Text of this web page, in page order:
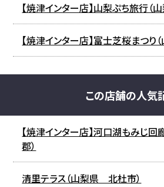
【焼津インター店】山梨ぷち旅行（山
【焼津インター店】富士芝桜まつり
この店舗の人気
【焼津インター店】河口湖もみじ回
郡）
清里テラス（山梨県 北杜市）